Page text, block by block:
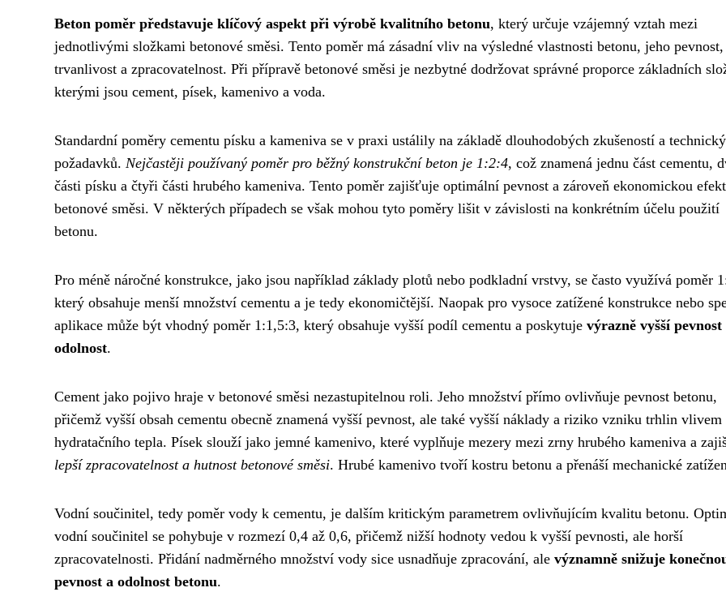
Beton poměr představuje klíčový aspekt při výrobě kvalitního betonu, který určuje vzájemný vztah mezi
jednotlivými složkami betonové směsi. Tento poměr má zásadní vliv na výsledné vlastnosti betonu, jeho pevnost,
trvanlivost a zpracovatelnost. Při přípravě betonové směsi je nezbytné dodržovat správné proporce základních
kterými jsou cement, písek, kamenivo a voda.
Standardní poměry cementu písku a kameniva se v praxi ustálily na základě dlouhodobých zkušeností a
požadavků. Nejčastěji používaný poměr pro běžný konstrukční beton je 1:2:4, což znamená jednu část cementu,
části písku a čtyři části hrubého kameniva. Tento poměr zajišťuje optimální pevnost a zároveň ekonomickou
betonové směsi. V některých případech se však mohou tyto poměry lišit v závislosti na konkrétním účelu použití
betonu.
Pro méně náročné konstrukce, jako jsou například základy plotů nebo podkladní vrstvy, se často využívá poměr
který obsahuje menší množství cementu a je tedy ekonomičtější. Naopak pro vysoce zatížené konstrukce nebo
aplikace může být vhodný poměr 1:1,5:3, který obsahuje vyšší podíl cementu a poskytuje výrazně vyšší pevnost
odolnost.
Cement jako pojivo hraje v betonové směsi nezastupitelnou roli. Jeho množství přímo ovlivňuje pevnost betonu,
přičemž vyšší obsah cementu obecně znamená vyšší pevnost, ale také vyšší náklady a riziko vzniku trhlin vlivem
hydratačního tepla. Písek slouží jako jemné kamenivo, které vyplňuje mezery mezi zrny hrubého kameniva a
lepší zpracovatelnost a hutnost betonové směsi. Hrubé kamenivo tvoří kostru betonu a přenáší mechanické
Vodní součinitel, tedy poměr vody k cementu, je dalším kritickým parametrem ovlivňujícím kvalitu betonu.
vodní součinitel se pohybuje v rozmezí 0,4 až 0,6, přičemž nižší hodnoty vedou k vyšší pevnosti, ale horší
zpracovatelnosti. Přidání nadměrného množství vody sice usnadňuje zpracování, ale významně snižuje
pevnost a odolnost betonu.